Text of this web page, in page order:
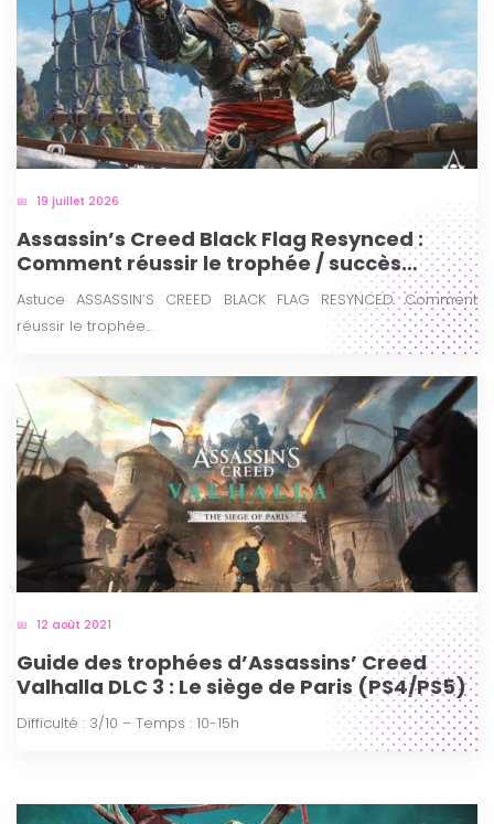
19 juillet 2026
Assassin’s Creed Black Flag Resynced :
Comment réussir le trophée / succès
Astuce ASSASSIN’S CREED BLACK FLAG RESYNCED Comment
réussir le trophée...
12 août 2021
Guide des trophées d’Assassins’ Creed
Valhalla DLC 3 : Le siège de Paris (PS4/PS5)
Difficulté : 3/10 – Temps : 10-15h